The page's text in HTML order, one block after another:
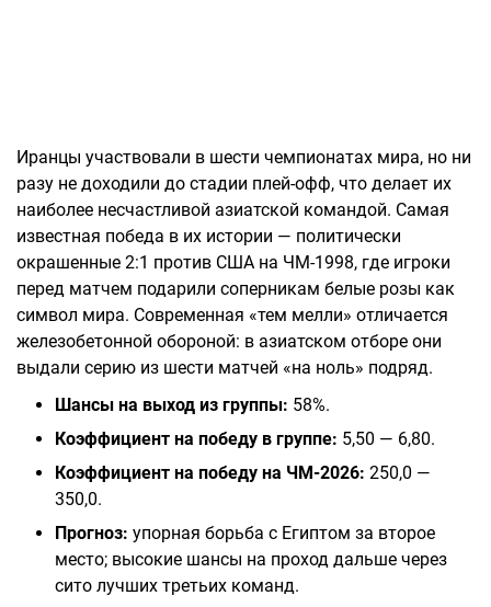
Иранцы участвовали в шести чемпионатах мира, но ни
разу не доходили до стадии плей-офф, что делает их
наиболее несчастливой азиатской командой. Самая
известная победа в их истории — политически
окрашенные 2:1 против США на ЧМ-1998, где игроки
перед матчем подарили соперникам белые розы как
символ мира. Современная «тем мелли» отличается
железобетонной обороной: в азиатском отборе они
выдали серию из шести матчей «на ноль» подряд.
Шансы на выход из группы: 58%.
Коэффициент на победу в группе: 5,50 — 6,80.
Коэффициент на победу на ЧМ-2026: 250,0 —
350,0.
Прогноз: упорная борьба с Египтом за второе
место; высокие шансы на проход дальше через
сито лучших третьих команд.